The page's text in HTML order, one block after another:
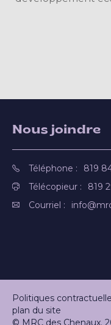
Nous joindre
Téléphone :
819
Télécopieur :
819
Courriel :
Politiques
plan du site
© MRC des Chenaux.